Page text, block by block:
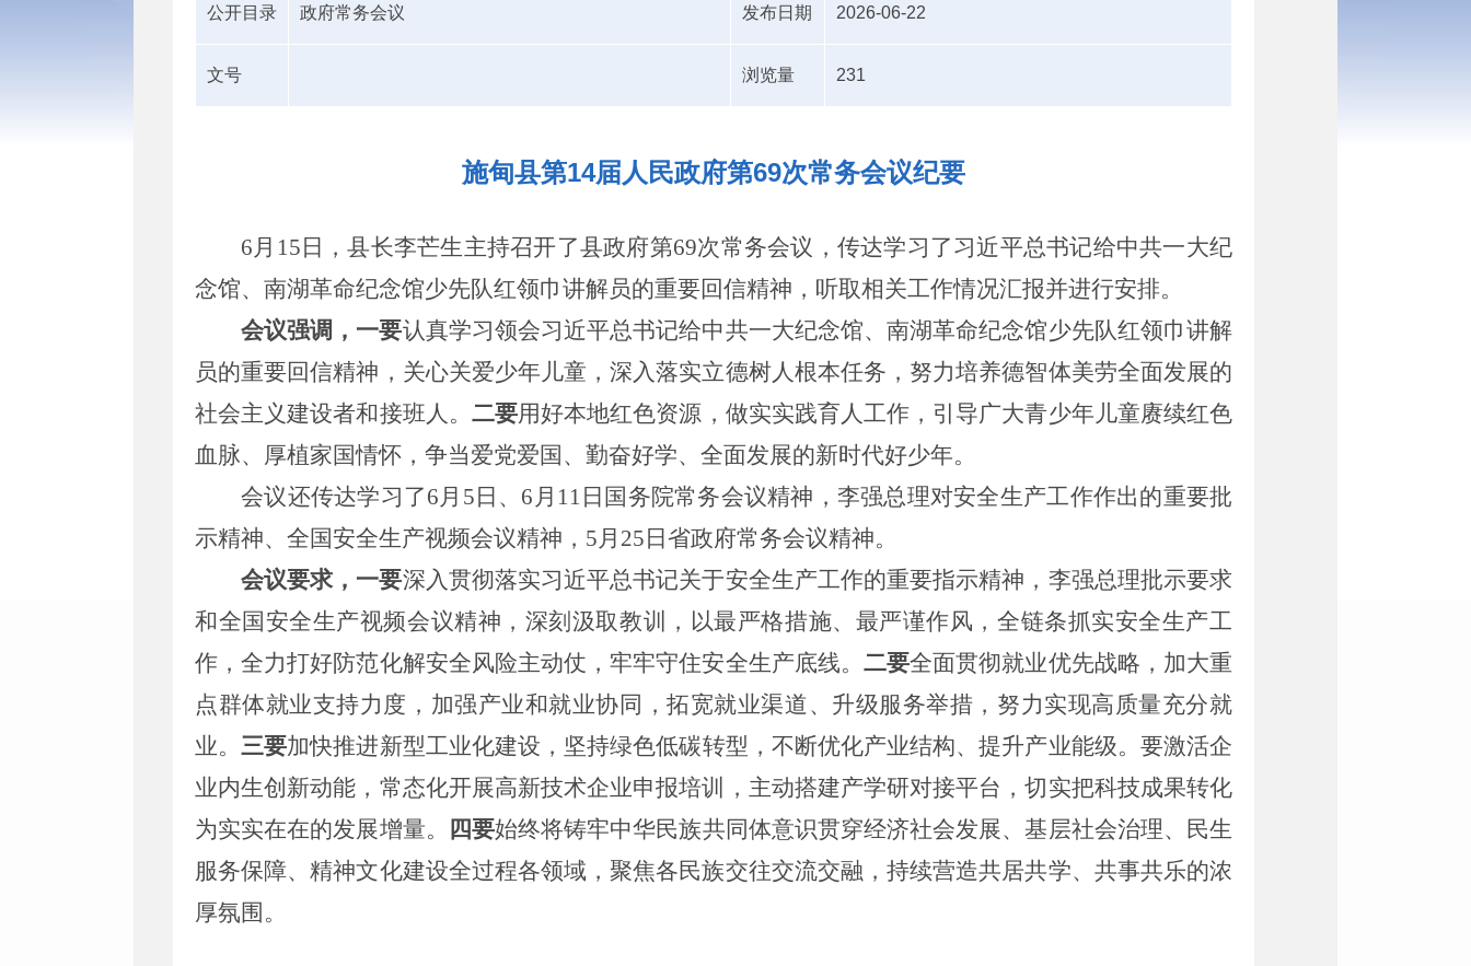
公开目录 政府常务会议 发布日期 2026-06-22
文号 浏览量 231
施甸县第14届人民政府第69次常务会议纪要
6月 15 日，县长李芒生主持召开了县政府第69次常务会议， 传达学习了习近平总书记给中共一大纪
念馆、南湖革命纪念馆少先队红领巾讲解员的重要回信精神 ，听取相关工作情况汇报并进行安排。
会议强调，一要认真学习领会习近平总书记给中共一大纪念馆、南湖革命纪念馆少先队红领巾讲解
员的重要回信精神，关心关爱少年儿童，深入落实立德树人根本任务，努力培养德智体美劳全面发展的
社会主义建设者和接班人。 二要用好本地红色资源，做实实践育人工作，引导广大青少年儿童赓续红色
血脉、厚植家国情怀，争当爱党爱国、勤奋好学、全面发展的新时代好少年。
会议还传达学习了6月 5 日、 6 月 11 日国务院常务会议精神，李强总理对安全生产工作作出的重要批
示精神、全国安全生产视频会议精神， 5月 25 日省政府常务会议精神。
会议要求， 一要深入贯彻落实习近平总书记关于安全生产工作的重要指示精神，李强总理批示要求
和全国安全生产视频会议精神，深刻汲取教训，以最严格措施、最严谨作风，全链条抓实安全生产工
作，全力打好防范化解安全风险主动仗，牢牢守住安全生产底线。 二要全面贯彻就业优先战略，加大重
点群体就业支持力度，加强产业和就业协同，拓宽就业渠道、升级服务举措，努力实现高质量充分就
业。三要加快推进新型工业化建设，坚持绿色低碳转型，不断优化产业结构、提升产业能级。要激活企
业内生创新动能，常态化开展高新技术企业申报培训，主动搭建产学研对接平台，切实把科技成果转化
为实实在在的发展增量。
四要始终将铸牢中华民族共同体意识贯穿经济社会发展、基层社会治理、民生
服务保障、精神文化建设全过程各领域，聚焦各民族交往交流交融，持续营造共居共学、共事共乐的浓
厚氛围。